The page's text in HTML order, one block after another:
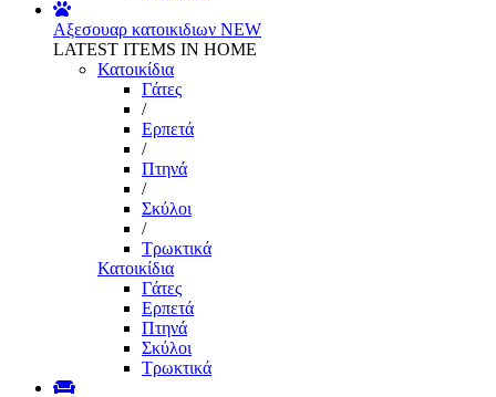
Αξεσουαρ κατοικιδιων NEW
LATEST ITEMS IN HOME
Κατοικίδια
Γάτες
/
Ερπετά
/
Πτηνά
/
Σκύλοι
/
Τρωκτικά
Κατοικίδια
Γάτες
Ερπετά
Πτηνά
Σκύλοι
Τρωκτικά